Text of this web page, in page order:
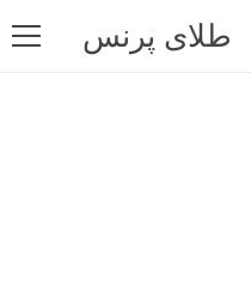
طلای پرنس